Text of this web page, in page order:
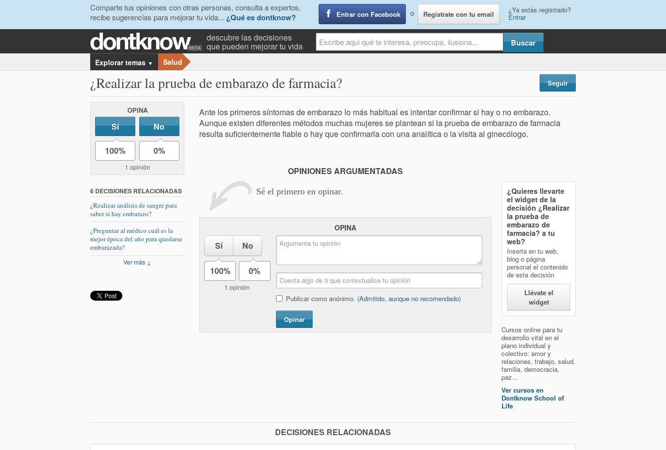
Comparte tus opiniones con otras personas, consulta a expertos,
recibe sugerencias para mejorar tu vida... ¿Qué es dontknow? Entrar con Facebook o Regístrate con tu email ¿Ya estás registrado?
Entrar
descubre las decisiones
que pueden mejorar tu vida
Explorar temas ▼ Salud
¿Realizar la prueba de embarazo de farmacia? Seguir
OPINA
Sí No
100% 0%
1 opinión
6 DECISIONES RELACIONADAS
¿Realizar análisis de sangre para
saber si hay embarazo?
¿Preguntar al médico cuál es la
mejor época del año para quedarse
embarazada?
Ver más ↓
Ante los primeros síntomas de embarazo lo más habitual es intentar confirmar si hay o no embarazo.
Aunque existen diferentes métodos muchas mujeres se plantean si la prueba de embarazo de farmacia
resulta suficientemente fiable o hay que confirmarla con una analítica o la visita al ginecólogo.
OPINIONES ARGUMENTADAS
Sé el primero en opinar.
OPINA
Sí No
100% 0%
1 opinión
Publicar como anónimo. (Admitido, aunque no recomendado)
Opinar
¿Quieres llevarte
el widget de la
decisión ¿Realizar
la prueba de
embarazo de
farmacia? a tu
web?
Inserta en tu web,
blog o página
personal el contenido
de esta decisión
Llévate el
widget
Cursos online para tu
desarrollo vital en el
plano individual y
colectivo: amor y
relaciones, trabajo, salud,
familia, democracia,
paz...
Ver cursos en
Dontknow School of
Life
DECISIONES RELACIONADAS